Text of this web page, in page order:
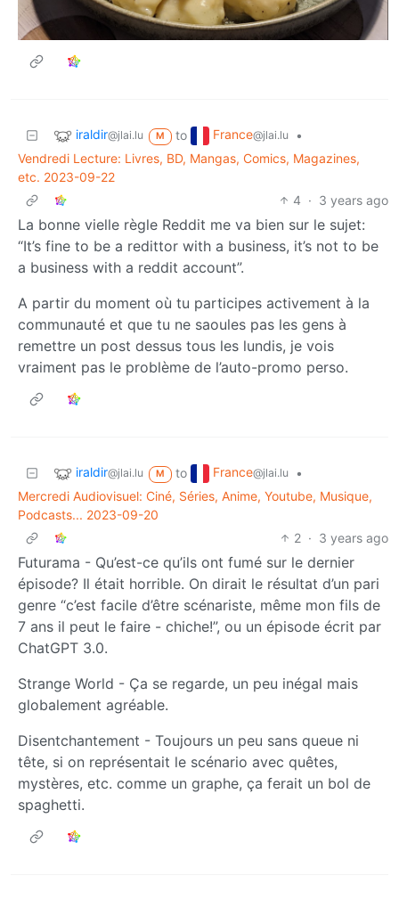
iraldir@jlai.lu M to France@jlai.lu
•
Vendredi Lecture: Livres, BD, Mangas, Comics, Magazines,
etc. 2023-09-22
4 · 3 years ago
La bonne vielle règle Reddit me va bien sur le sujet:
“It’s fine to be a redittor with a business, it’s not to be
a business with a reddit account”.
A partir du moment où tu participes activement à la
communauté et que tu ne saoules pas les gens à
remettre un post dessus tous les lundis, je vois
vraiment pas le problème de l’auto-promo perso.
iraldir@jlai.lu M to France@jlai.lu
•
Mercredi Audiovisuel: Ciné, Séries, Anime, Youtube, Musique,
Podcasts... 2023-09-20
2 · 3 years ago
Futurama - Qu’est-ce qu’ils ont fumé sur le dernier
épisode? Il était horrible. On dirait le résultat d’un pari
genre “c’est facile d’être scénariste, même mon fils de
7 ans il peut le faire - chiche!”, ou un épisode écrit par
ChatGPT 3.0.
Strange World - Ça se regarde, un peu inégal mais
globalement agréable.
Disentchantement - Toujours un peu sans queue ni
tête, si on représentait le scénario avec quêtes,
mystères, etc. comme un graphe, ça ferait un bol de
spaghetti.